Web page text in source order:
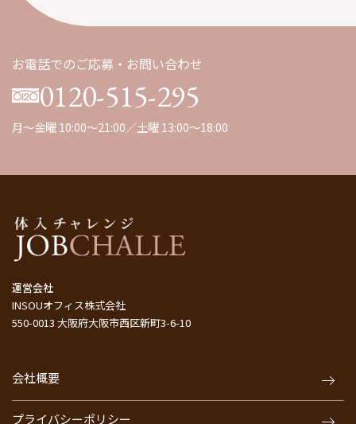
（1）
お電話でのご応募・お問い合わせ
0120-515-295
月～金曜 10:00～21:00／土曜 13:00～18:00
運営会社
INSOUオフィス株式会社
550-0013 大阪府大阪市西区新町3-6-10
会社概要
プライバシーポリシー